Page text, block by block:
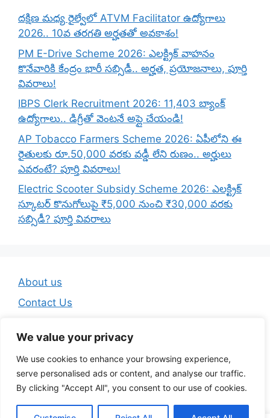
We value your privacy
We use cookies to enhance your browsing experience,
serve personalised ads or content, and analyse our traffic.
By clicking "Accept All", you consent to our use of cookies.
దక్షిణ మధ్య రైల్వేలో ATVM Facilitator ఉద్యోగాలు
2026.. 10వ తరగతి అర్హతతో అవకాశం!
PM E-Drive Scheme 2026: ఎలక్ట్రిక్ వాహనం
కొనేవారికి కేంద్రం భారీ సబ్సిడీ.. అర్హత, ప్రయోజనాలు, పూర్తి
వివరాలు!
IBPS Clerk Recruitment 2026: 11,403 బ్యాంక్
ఉద్యోగాలు.. డిగ్రీతో వెంటనే అప్లై చేయండి!
AP Tobacco Farmers Scheme 2026: ఏపీలోని ఈ
రైతులకు రూ.50,000 వరకు వడ్డీ లేని రుణం.. అర్హులు
ఎవరంటే? పూర్తి వివరాలు!
Electric Scooter Subsidy Scheme 2026: ఎలక్ట్రిక్
స్కూటర్ కొనుగోలుపై ₹5,000 నుంచి ₹30,000 వరకు
సబ్సిడీ? పూర్తి వివరాలు
About us
Contact Us
Privacy Policy
Terms And Conditions
© 2026 Telugu Jobs Guru - Latest Telugu Job Updates